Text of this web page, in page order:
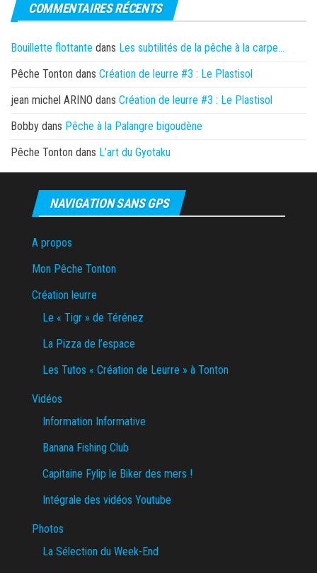
COMMENTAIRES RÉCENTS
Bouillette flottante dans Les subtilités de la pêche à la carpe…
Pêche Tonton dans Création de leurre #3 : Le Plastisol
jean michel ARINO dans Création de leurre #3 : Le Plastisol
Bobby dans Pêche à la Palangre bigoudène
Pêche Tonton dans L’art du Gyotaku
NAVIGATION SANS GPS
A propos
Mon Pêche Tonton
Création leurre
Le « Tigr » de Térénez
La Pizza de l’espace
Les Tutos « Création de Leurre » à Tonton
Vidéos
Information Informative
Banana Fishing Club
Capitaine Fylip le Biker des mers !
Intégrale des vidéos Youtube
Photos
La Sélection du Week-End